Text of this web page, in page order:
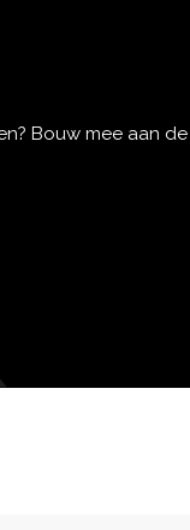
Bouw mee aan de